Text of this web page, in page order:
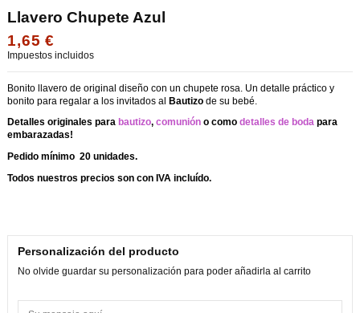
Llavero Chupete Azul
1,65 €
Impuestos incluidos
Bonito llavero de original diseño con un chupete rosa. Un detalle práctico y
bonito para regalar a los invitados al Bautizo de su bebé.
Detalles originales para bautizo, comunión o como detalles de boda para
embarazadas!
Pedido mínimo 20 unidades.
Todos nuestros precios son con IVA incluído.
Personalización del producto
No olvide guardar su personalización para poder añadirla al carrito